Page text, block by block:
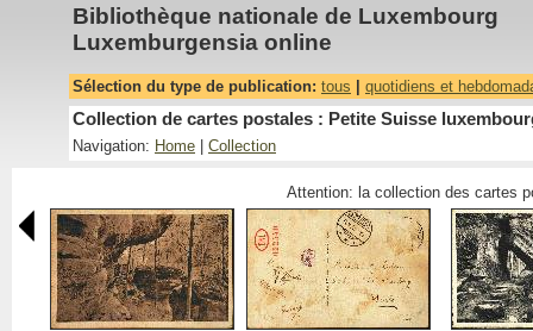
Bibliothèque nationale de Luxembourg
Luxemburgensia online
Sélection du type de publication: tous quotidiens et
Collection de cartes postales : Petite Suisse
Navigation: Home Collection
Attention: la collection des cartes